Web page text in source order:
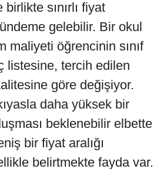
sınırlı fiyat
gelebilir. Bir okul
maliyeti öğrencinin sınıf
listesine, tercih edilen
göre değişiyor.
daha yüksek bir
beklenebilir elbette
bir fiyat aralığı
belirtmekte fayda var.